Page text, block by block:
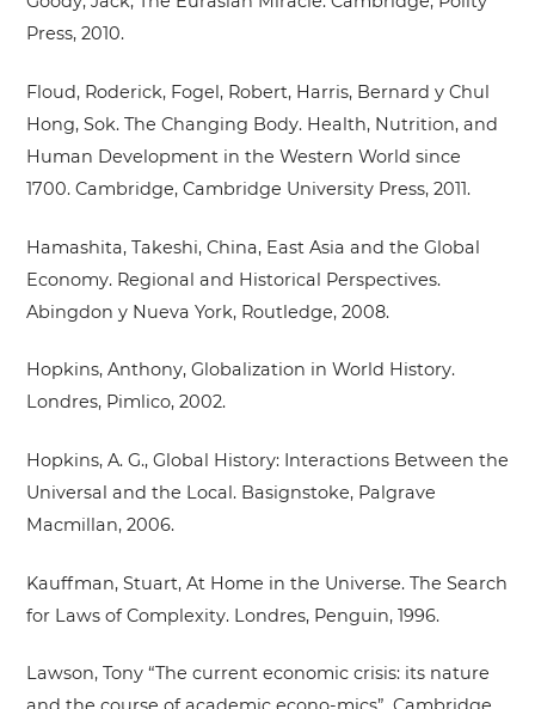
Press, 2010.
Floud, Roderick, Fogel, Robert, Harris, Bernard y Chul
Hong, Sok. The Changing Body. Health, Nutrition, and
Human Development in the Western World since
1700. Cambridge, Cambridge University Press, 2011.
Hamashita, Takeshi, China, East Asia and the Global
Economy. Regional and Historical Perspectives.
Abingdon y Nueva York, Routledge, 2008.
Hopkins, Anthony, Globalization in World History.
Londres, Pimlico, 2002.
Hopkins, A. G., Global History: Interactions Between the
Universal and the Local. Basignstoke, Palgrave
Macmillan, 2006.
Kauffman, Stuart, At Home in the Universe. The Search
for Laws of Complexity. Londres, Penguin, 1996.
Lawson, Tony “The current economic crisis: its nature